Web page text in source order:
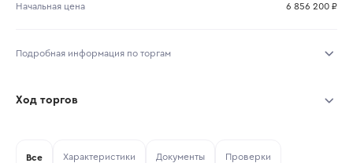
Начальная цена 6 856 200 ₽
Подробная информация по торгам
Тип аукциона: Открытые торги
Ход торгов
Все Характеристики Документы Проверки